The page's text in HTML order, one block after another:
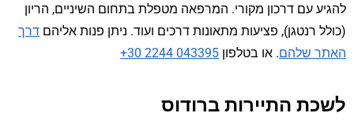
להגיע עם דרכון מקורי. המרפאה מטפלת בתחום השיניים, הריון
(כולל רנטגן), פציעות מתאונות דרכים ועוד. ניתן פנות אליהם דרך
האתר שלהם. או בטלפון +30 2244 043395
לשכת התיירות ברודוס